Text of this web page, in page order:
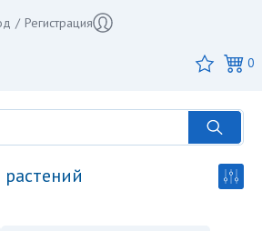
/ Регистрация
0
растений